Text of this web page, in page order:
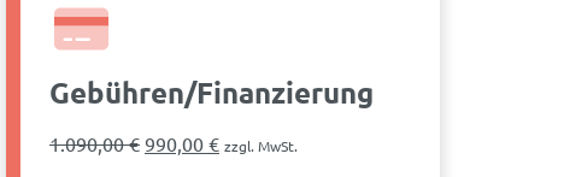
Gebühren/Finanzierung
1.090,00€ Ursprünglicher
990,00 €Aktueller
zzgl. MwSt.